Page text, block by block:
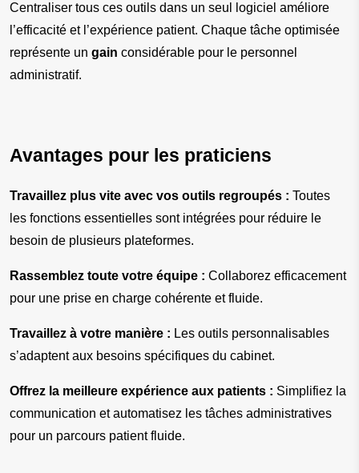
Centraliser tous ces outils dans un seul logiciel améliore
l’efficacité et l’expérience patient. Chaque tâche optimisée
représente un gain considérable pour le personnel
administratif.
Avantages pour les praticiens
Travaillez plus vite avec vos outils regroupés : Toutes
les fonctions essentielles sont intégrées pour réduire le
besoin de plusieurs plateformes.
Rassemblez toute votre équipe : Collaborez efficacement
pour une prise en charge cohérente et fluide.
Travaillez à votre manière : Les outils personnalisables
s’adaptent aux besoins spécifiques du cabinet.
Offrez la meilleure expérience aux patients : Simplifiez la
communication et automatisez les tâches administratives
pour un parcours patient fluide.